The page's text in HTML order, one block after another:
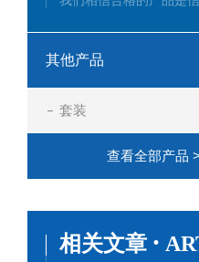
其他产品
套装
查看全部产品
相关文章 ·